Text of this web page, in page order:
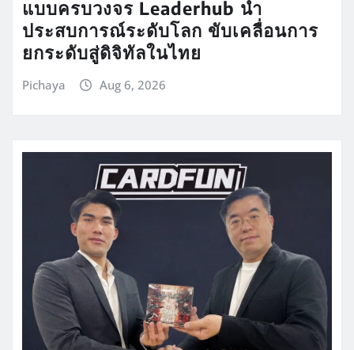
แบบครบวงจร Leaderhub นำ
ประสบการณ์ระดับโลก ขับเคลื่อนการ
ยกระดับสู่ดิจิทัลในไทย
Pichaya Aug 6, 2026